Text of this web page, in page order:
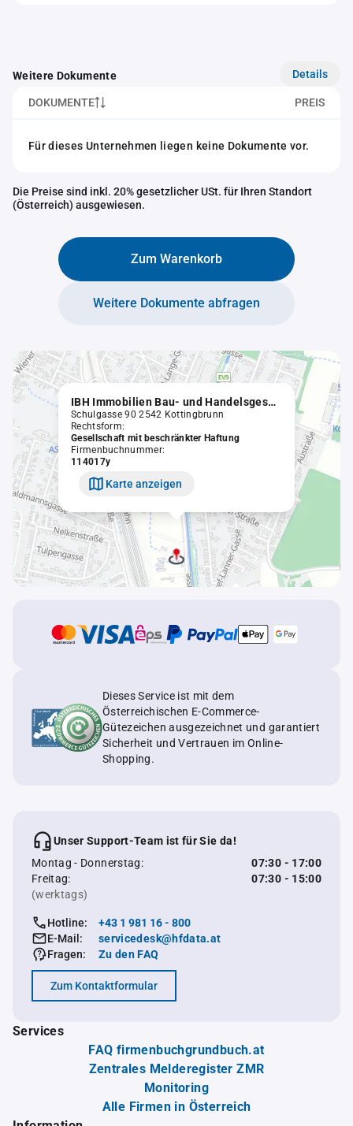
Weitere Dokumente Details
DOKUMENTE PREIS
Für dieses Unternehmen liegen keine Dokumente vor.
Die Preise sind inkl. 20% gesetzlicher USt. für Ihren Standort
(Österreich) ausgewiesen.
Zum Warenkorb
Weitere Dokumente abfragen
IBH Immobilien Bau- und Handelsgesellschaft m.b.H. in Liquidation
Schulgasse 90 2542 Kottingbrunn
Rechtsform:
Gesellschaft mit beschränkter Haftung
Firmenbuchnummer:
114017y
Karte anzeigen
Dieses Service ist mit dem
Österreichischen E-Commerce-
Gütezeichen ausgezeichnet und garantiert
Sicherheit und Vertrauen im Online-
Shopping.
Unser Support-Team ist für Sie da!
Montag - Donnerstag:
07:30 - 17:00
Freitag:
07:30 - 15:00
(werktags)
Hotline:
+43 1 981 16 - 800
E-Mail:
servicedesk@hfdata.at
Fragen:
Zu den FAQ
Zum Kontaktformular
Services
FAQ firmenbuchgrundbuch.at
Zentrales Melderegister ZMR
Monitoring
Alle Firmen in Österreich